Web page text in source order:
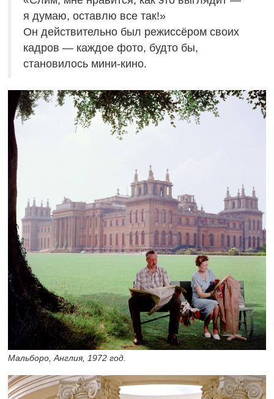
я думаю, оставлю все так!»
Он действительно был режиссёром своих
кадров — каждое фото, будто бы,
становилось мини-кино.
Мальборо, Англия, 1972 год.